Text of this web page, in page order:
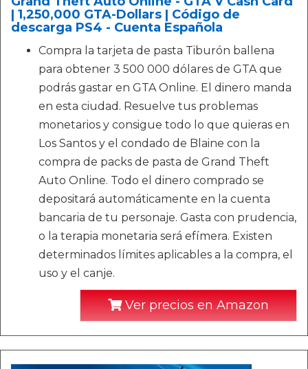
| 1,250,000 GTA-Dollars | Código de
descarga PS4 - Cuenta Española
Compra la tarjeta de pasta Tiburón ballena
para obtener 3 500 000 dólares de GTA que
podrás gastar en GTA Online. El dinero manda
en esta ciudad. Resuelve tus problemas
monetarios y consigue todo lo que quieras en
Los Santos y el condado de Blaine con la
compra de packs de pasta de Grand Theft
Auto Online. Todo el dinero comprado se
depositará automáticamente en la cuenta
bancaria de tu personaje. Gasta con prudencia,
o la terapia monetaria será efímera. Existen
determinados límites aplicables a la compra, el
uso y el canje.
Ver precios en Amazon